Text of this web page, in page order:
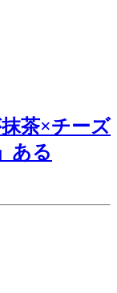
茶×チーズ
ある